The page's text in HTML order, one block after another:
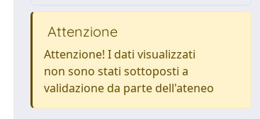
Attenzione
Attenzione! I dati visualizzati
non sono stati sottoposti a
validazione da parte dell'ateneo